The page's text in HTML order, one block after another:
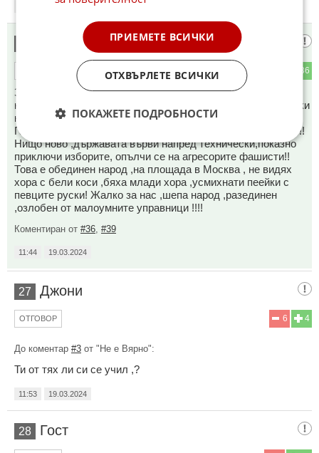
36
За ужас на колонизаторите западни и американските им
началници ,Русия е първата страна изстреляла космически
кораб през петдесетте години на миналият век- Юри
Гагарин,в момента са в космоса с американски космонавт!!
Нищо ново ,държавата върви напред технически,показно
приключи изборите, опълчи се на агресорите фашисти!!
Това е обединен народ ,на площада в Москва , не видях
хора с бели коси ,бяха млади хора ,усмихнати пеейки с
певците руски! Жалко за нас ,шепа народ ,разединен
,озлобен от малоумните управници !!!!
Коментиран от #36 #39
11:44 19.03.2024
27 Джони
4
6
ОТГОВОР
До коментар #3 от "Не е Вярно":
Ти от тях ли си се учил ,?
11:53 19.03.2024
28 Гост
ПРИЕМЕТЕ ВСИЧКИ
ОТХВЪРЛЕТЕ ВСИЧКИ
ПОКАЖЕТЕ ПОДРОБНОСТИ